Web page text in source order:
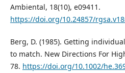
Ambiental, 18(10), e09411.
https://doi.org/10.24857/
Berg, D. (1985). Getting
to match. New Directions For
78. https://doi.org/10.1002/